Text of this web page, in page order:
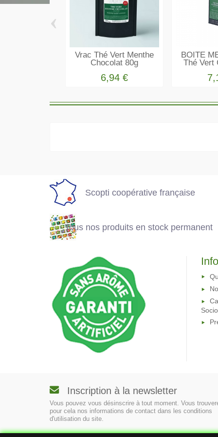
Vrac Thé Vert Menthe
Chocolat 80g
6,94 €
BOITE
Thé Vert
‹
Scopti coopérative française
permanent
Tous nos produits en stock permanent
Inscription à la newsletter
Vous pouvez vous désinscrire à tout moment. Vous
pour cela nos informations de contact dans les conditions
d'utilisation du site.